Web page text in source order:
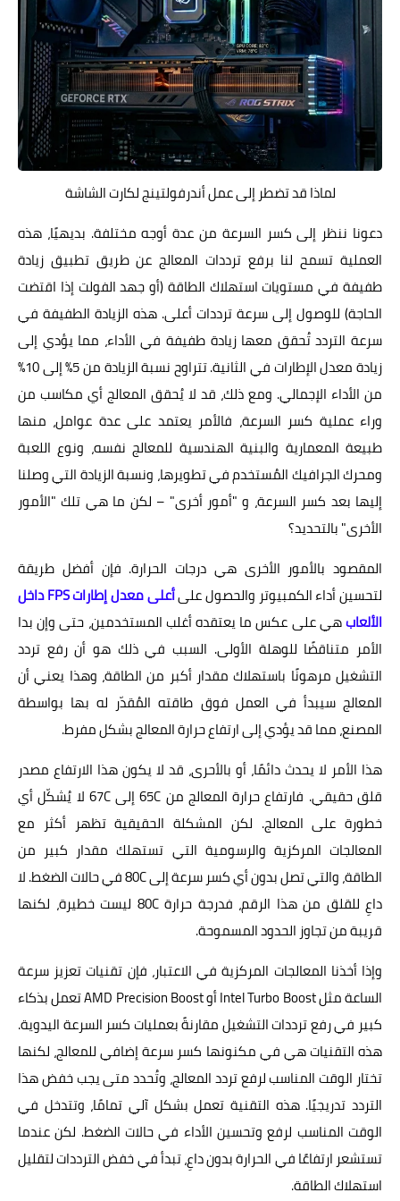
لماذا قد تضطر إلى عمل أندرفولتينج لكارت الشاشة
دعونا ننظر إلى كسر السرعة من عدة أوجه مختلفة. بديهيًا، هذه
العملية تسمح لنا برفع ترددات المعالج عن طريق تطبيق زيادة
طفيفة في مستويات استهلاك الطاقة (أو جهد الفولت إذا اقتضت
الحاجة) للوصول إلى سرعة ترددات أعلى. هذه الزيادة الطفيفة في
سرعة التردد تُحقق معها زيادة طفيفة في الأداء، مما يؤدي إلى
زيادة معدل الإطارات في الثانية. تتراوح نسبة الزيادة من 5% إلى 10%
من الأداء الإجمالي. ومع ذلك، قد لا يُحقق المعالج أي مكاسب من
وراء عملية كسر السرعة، فالأمر يعتمد على عدة عوامل، منها
طبيعة المعمارية والبنية الهندسية للمعالج نفسه، ونوع اللعبة
ومحرك الجرافيك المُستخدم في تطويرها، ونسبة الزيادة التي وصلنا
إليها بعد كسر السرعة، و "أمور أخرى" – لكن ما هي تلك "الأمور
الأخرى" بالتحديد؟
المقصود بالأمور الأخرى هي درجات الحرارة. فإن أفضل طريقة
لتحسين أداء الكمبيوتر والحصول على
أعلى معدل إطارات FPS داخل
الألعابهي على عكس ما يعتقده أغلب المستخدمين، حتى وإن بدا
الأمر متناقضًا للوهلة الأولى. السبب في ذلك هو أن رفع تردد
التشغيل مرهونًا باستهلاك مقدار أكبر من الطاقة، وهذا يعني أن
المعالج سيبدأ في العمل فوق طاقته المُقدّر له بها بواسطة
المصنع، مما قد يؤدي إلى ارتفاع حرارة المعالج بشكل مفرط.
هذا الأمر لا يحدث دائمًا، أو بالأحرى، قد لا يكون هذا الارتفاع مصدر
قلق حقيقي. فارتفاع حرارة المعالج من 65C إلى 67C لا يُشكّل أي
خطورة على المعالج. لكن المشكلة الحقيقية تظهر أكثر مع
المعالجات المركزية والرسومية التي تستهلك مقدار كبير من
الطاقة، والتي تصل بدون أي كسر سرعة إلى 80C في حالات الضغط. لا
داعِ للقلق من هذا الرقم، فدرجة حرارة 80C ليست خطيرة، لكنها
قريبة من تجاوز الحدود المسموحة.
وإذا أخذنا المعالجات المركزية في الاعتبار، فإن تقنيات تعزيز سرعة
الساعة مثل Intel Turbo Boost أو AMD Precision Boost تعمل بذكاء
كبير في رفع ترددات التشغيل مقارنةً بعمليات كسر السرعة اليدوية.
هذه التقنيات هي في مكنونها كسر سرعة إضافي للمعالج، لكنها
تختار الوقت المناسب لرفع تردد المعالج، وتُحدد متى يجب خفض هذا
التردد تدريجيًا. هذه التقنية تعمل بشكل آلي تمامًا، وتتدخل في
الوقت المناسب لرفع وتحسين الأداء في حالات الضغط. لكن عندما
تستشعر ارتفاعًا في الحرارة بدون داعِ، تبدأ في خفض الترددات لتقليل
استهلاك الطاقة.